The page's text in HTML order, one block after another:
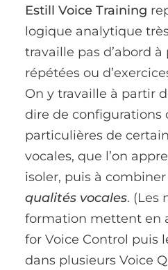
Estill Voice Training
logique analytique
travaille pas d’abord
répétées ou
On y travaille à partir
dire de configurations
particulières de
vocales, que l’on
isoler, puis à
qualités vocales. (Les
formation mettent en
for Voice Control puis
dans plusieurs Voice